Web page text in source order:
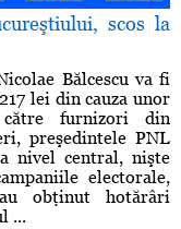
scos la
Bălcescu va fi
lei din cauza unor
furnizori din
preşedintele PNL
nivel central, nişte
electorale,
obţinut hotărâri
...